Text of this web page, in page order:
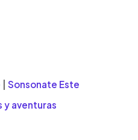
Sonsonate Este
y aventuras